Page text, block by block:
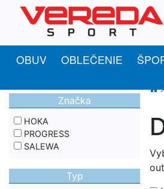
OBUV OBLEČENIE
Značka
HOKA
PROGRESS
SALEWA
Typ